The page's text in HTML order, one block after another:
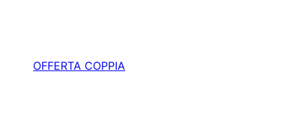
OFFERTA COPPIA